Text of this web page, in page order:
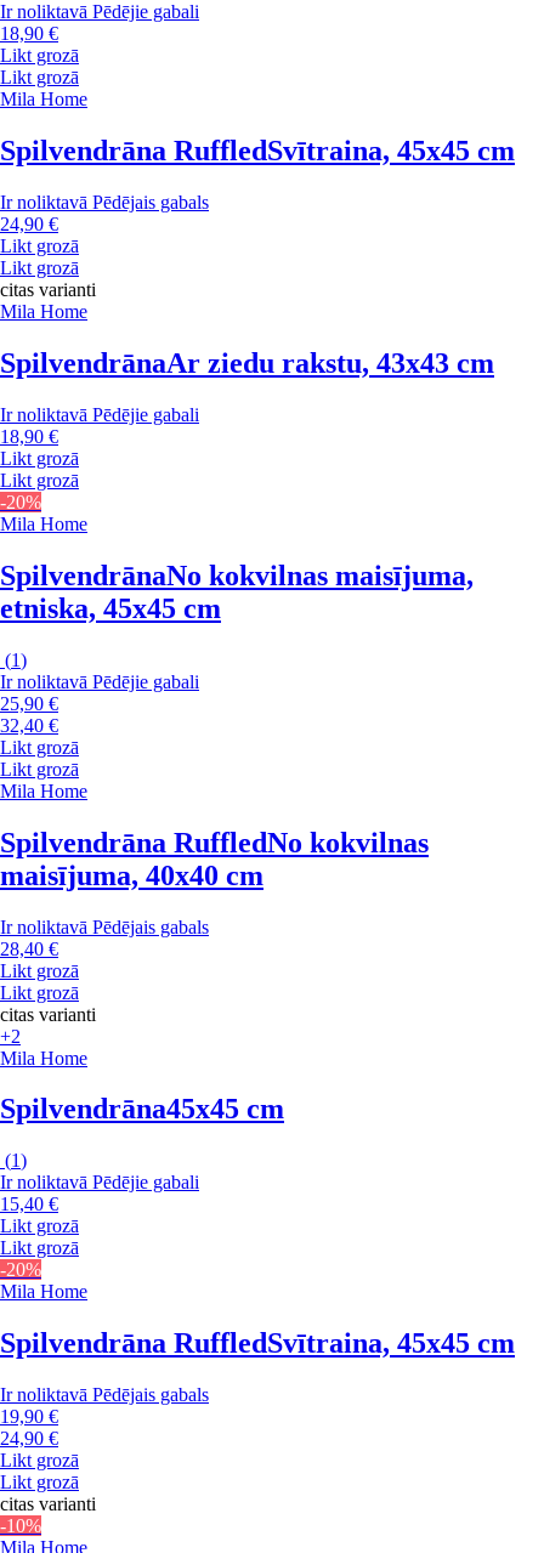
Ir noliktavā Pēdējie gabali
18,90 €
Likt grozā
Likt grozā
Mila Home
Spilvendrāna RuffledSvītraina, 45x45 cm
Ir noliktavā Pēdējais gabals
24,90 €
Likt grozā
Likt grozā
citas varianti
Mila Home
SpilvendrānaAr ziedu rakstu, 43x43 cm
Ir noliktavā Pēdējie gabali
18,90 €
Likt grozā
Likt grozā
-20%
Mila Home
SpilvendrānaNo kokvilnas maisījuma,
etniska, 45x45 cm
(1)
Ir noliktavā Pēdējie gabali
25,90 €
32,40 €
Likt grozā
Likt grozā
Mila Home
Spilvendrāna RuffledNo kokvilnas
maisījuma, 40x40 cm
Ir noliktavā Pēdējais gabals
28,40 €
Likt grozā
Likt grozā
citas varianti
+2
Mila Home
Spilvendrāna45x45 cm
(1)
Ir noliktavā Pēdējie gabali
15,40 €
Likt grozā
Likt grozā
-20%
Mila Home
Spilvendrāna RuffledSvītraina, 45x45 cm
Ir noliktavā Pēdējais gabals
19,90 €
24,90 €
Likt grozā
Likt grozā
citas varianti
-10%
Mila Home